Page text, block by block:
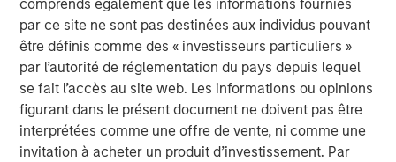
comprends également que les informations fournies
par ce site ne sont pas destinées aux individus pouvant
être définis comme des « investisseurs particuliers »
par l’autorité de réglementation du pays depuis lequel
se fait l’accès au site web. Les informations ou opinions
figurant dans le présent document ne doivent pas être
interprétées comme une offre de vente, ni comme une
invitation à acheter un produit d’investissement. Par
Counterpoint Global’s culture fosters collaboration,
creativity, continued development and differentiated
thinking.
Idées liées
CONSILIENT OBSERVER